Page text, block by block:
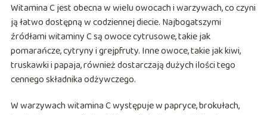
Witamina C jest obecna w wielu owocach i warzywach, co czyni
ją łatwo dostępną w codziennej diecie. Najbogatszymi
źródłami witaminy C są owoce cytrusowe, takie jak
pomarańcze, cytryny i grejpfruty. Inne owoce, takie jak kiwi,
truskawki i papaja, również dostarczają dużych ilości tego
cennego składnika odżywczego.
W warzywach witamina C występuje w papryce, brokułach,